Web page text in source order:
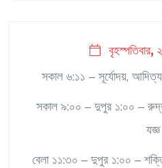
বৃহস্পতিবার,
সকাল ৬:১১ – সূর্যোদয়,
সকাল ৯:০০ – দুপুর ১:০০ –
যজ্ঞ
বেলা ১১:৩০ – দুপুর ১:০০ –